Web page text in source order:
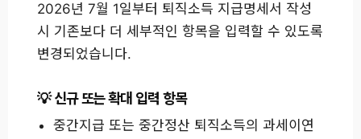
2026년 7월 1일부터 퇴직소득 지급명세서 작성
시 기존보다 더 세부적인 항목을 입력할 수 있도록
변경되었습니다.
신규 또는 확대 입력 항목
중간지급 또는 중간정산 퇴직소득의 과세이연